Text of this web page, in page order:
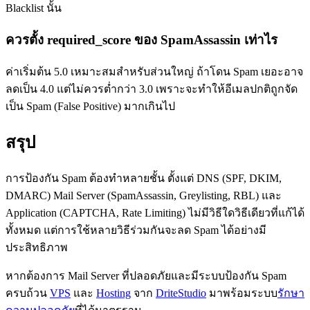
Blacklist นั้น
ควรตั้ง required_score ของ SpamAssassin เท่าไร
ค่าเริ่มต้น 5.0 เหมาะสมสำหรับส่วนใหญ่ ถ้าโดน Spam เยอะอาจ
ลดเป็น 4.0 แต่ไม่ควรต่ำกว่า 3.0 เพราะจะทำให้อีเมลปกติถูกจัด
เป็น Spam (False Positive) มากเกินไป
สรุป
การป้องกัน Spam ต้องทำหลายชั้น ตั้งแต่ DNS (SPF, DKIM,
DMARC) Mail Server (SpamAssassin, Greylisting, RBL) และ
Application (CAPTCHA, Rate Limiting) ไม่มีวิธีใดวิธีเดียวที่แก้ได้
ทั้งหมด แต่การใช้หลายวิธีร่วมกันจะลด Spam ได้อย่างมี
ประสิทธิภาพ
หากต้องการ Mail Server ที่ปลอดภัยและมีระบบป้องกัน Spam
ครบถ้วน VPS และ Hosting จาก DriteStudio มาพร้อมระบบรักษา